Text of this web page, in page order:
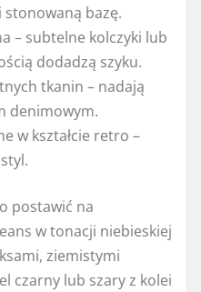
bazę.
– subtelne kolczyki lub
dodadzą szyku.
tkanin – nadają
denimowym.
w kształcie retro –
postawić na
w tonacji niebieskiej
ziemistymi
czarny lub szary z kolei